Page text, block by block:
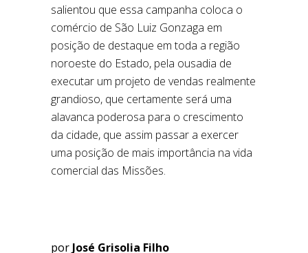
salientou que essa campanha coloca o
comércio de São Luiz Gonzaga em
posição de destaque em toda a região
noroeste do Estado, pela ousadia de
executar um projeto de vendas realmente
grandioso, que certamente será uma
alavanca poderosa para o crescimento
da cidade, que assim passar a exercer
uma posição de mais importância na vida
comercial das Missões.
por José Grisolia Filho